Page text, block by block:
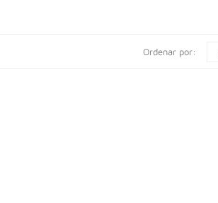
Ordenar por: